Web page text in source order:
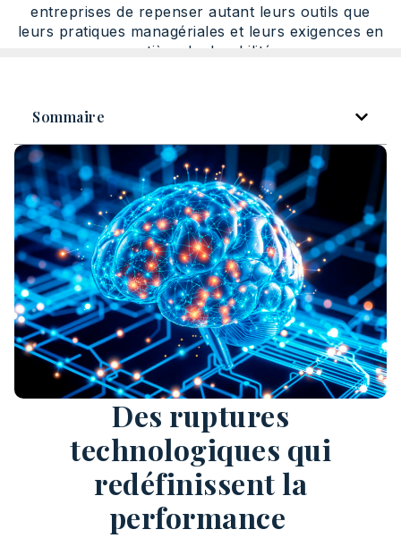
entreprises de repenser autant leurs outils que
leurs pratiques managériales et leurs exigences en
matière de durabilité.
Sommaire
Des ruptures
technologiques qui
redéfinissent la
performance